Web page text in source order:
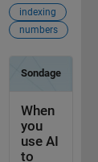
indexing
numbers